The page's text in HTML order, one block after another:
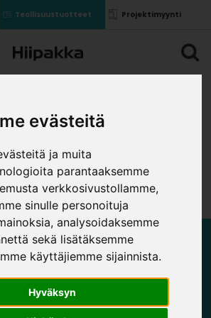
evästeitä
ja muita
parantaaksemme
verkkosivustollamme,
sinulle personoituja
analysoidaksemme
sekä lisätäksemme
käyttäjiemme sijainnista.
Hyväksyn
Teollisuustuotteet Projektimyynti
ILMAN HIDASTINTA